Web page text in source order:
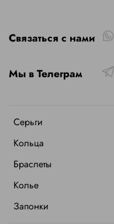
Серьги
Кольца
Браслеты
Колье
Запонки
Связаться с нами
Мы в Телеграм